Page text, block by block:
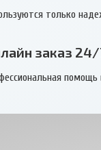
только
заказ